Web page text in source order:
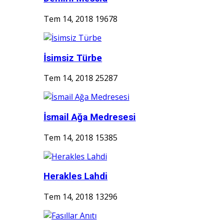
Tem 14, 2018 19678
İsimsiz Türbe
Tem 14, 2018 25287
İsmail Ağa Medresesi
Tem 14, 2018 15385
Herakles Lahdi
Tem 14, 2018 13296